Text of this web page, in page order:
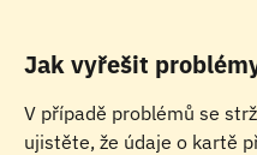
Jak vyřešit
V případě problémů se
ujistěte, že údaje o kartě